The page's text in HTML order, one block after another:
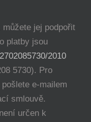
jej podpořit
platby jsou
2702085730/2010
5730). Pro
e-mailem
smlouvě.
určen k